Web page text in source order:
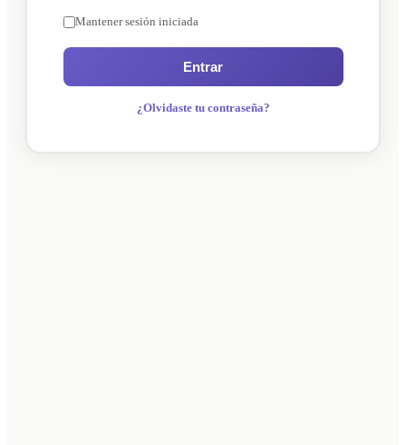
Mantener sesión iniciada
Entrar
¿Olvidaste tu contraseña?